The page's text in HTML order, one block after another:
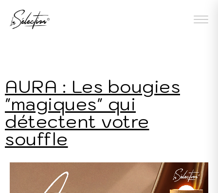
AURA : Les bougies
"magiques" qui
détectent votre
souffle